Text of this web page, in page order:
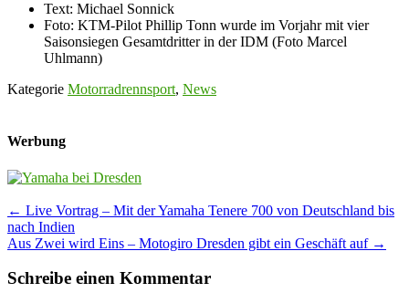
Text: Michael Sonnick
Foto: KTM-Pilot Phillip Tonn wurde im Vorjahr mit vier
Saisonsiegen Gesamtdritter in der IDM (Foto Marcel
Uhlmann)
Kategorie Motorradrennsport, News
Werbung
Post
navigation
← Live Vortrag – Mit der Yamaha Tenere 700 von Deutschland bis
nach Indien
Aus Zwei wird Eins – Motogiro Dresden gibt ein Geschäft auf →
Schreibe einen Kommentar